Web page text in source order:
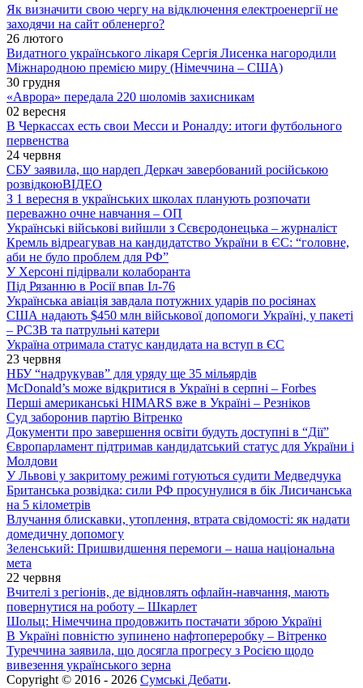
Як визначити свою чергу на відключення електроенергії не
заходячи на сайт обленерго?
26 лютого
Видатного українського лікаря Сергія Лисенка нагородили
Міжнародною премією миру (Німеччина – США)
30 грудня
«Аврора» передала 220 шоломів захисникам
02 вересня
В Черкассах есть свои Месси и Роналду: итоги футбольного
первенства
24 червня
СБУ заявила, що нардеп Деркач завербований російською
розвідкоюВІДЕО
З 1 вересня в українських школах планують розпочати
переважно очне навчання – ОП
Українські військові вийшли з Сєвєродонецька – журналіст
Кремль відреагував на кандидатство України в ЄС: “головне,
аби не було проблем для РФ”
У Херсоні підірвали колаборанта
Під Рязанню в Росії впав Іл-76
Українська авіація завдала потужних ударів по росіянах
США надають $450 млн військової допомоги Україні, у пакеті
– РСЗВ та патрульні катери
Україна отримала статус кандидата на вступ в ЄС
23 червня
НБУ “надрукував” для уряду ще 35 мільярдів
McDonald’s може відкритися в Україні в серпні – Forbes
Перші американські HIMARS вже в Україні – Резніков
Суд заборонив партію Вітренко
Документи про завершення освіти будуть доступні в “Дії”
Європарламент підтримав кандидатський статус для України і
Молдови
У Львові у закритому режимі готуються судити Медведчука
Британська розвідка: сили РФ просунулися в бік Лисичанська
на 5 кілометрів
Влучання блискавки, утоплення, втрата свідомості: як надати
домедичну допомогу
Зеленський: Пришвидшення перемоги – наша національна
мета
22 червня
Вчителі з регіонів, де відновлять офлайн-навчання, мають
повернутися на роботу – Шкарлет
Шольц: Німеччина продовжить постачати зброю Україні
В Україні повністю зупинено нафтопереробку – Вітренко
Туреччина заявила, що досягла прогресу з Росією щодо
вивезення українського зерна
Copyright © 2016 - 2026 Сумські Дебати.